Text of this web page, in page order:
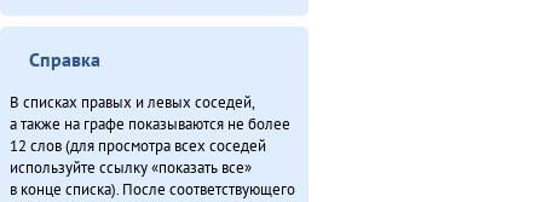
Справка
В списках правых и левых соседей,
а также на графе показываются не более
12 слов (для просмотра всех соседей
используйте ссылку «показать все»
в конце списка). После соответствующего